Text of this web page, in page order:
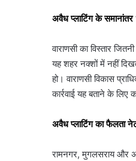
अवैध प्लाटिंग के समानांतर
वाराणसी का विस्तार
यह शहर नक्शों में नहीं
हो। वाराणसी विकास
कार्रवाई यह बताने के
अवैध प्लाटिंग का फैलता
रामनगर, मुगलसराय और